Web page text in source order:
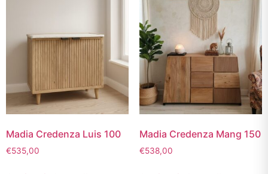
Madia Credenza Luis 100
€535,00
Madia Credenza Mang 150
€538,00